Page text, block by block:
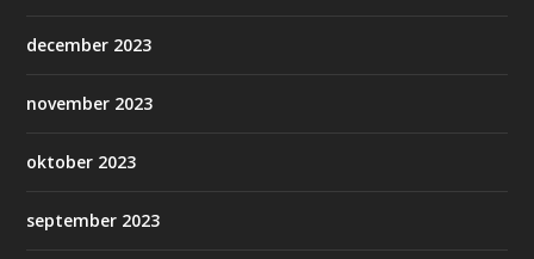
december 2023
november 2023
oktober 2023
september 2023